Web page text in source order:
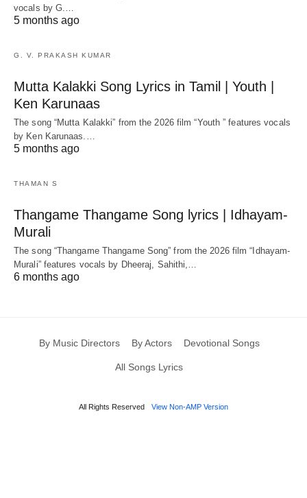
vocals by G.…
5 months ago
G. V. PRAKASH KUMAR
Mutta Kalakki Song Lyrics in Tamil | Youth |
Ken Karunaas
The song “Mutta Kalakki” from the 2026 film “Youth ” features vocals
by Ken Karunaas.…
5 months ago
THAMAN S
Thangame Thangame Song lyrics | Idhayam-
Murali
The song “Thangame Thangame Song” from the 2026 film “Idhayam-
Murali” features vocals by Dheeraj, Sahithi,…
6 months ago
By Music Directors By Actors Devotional Songs
All Songs Lyrics
All Rights Reserved View Non-AMP Version